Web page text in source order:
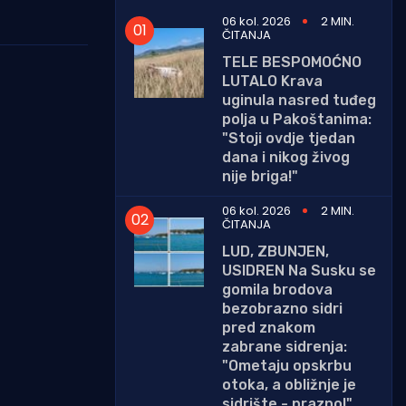
06 kol. 2026 2 MIN.
ČITANJA
TELE BESPOMOĆNO
LUTALO Krava
uginula nasred tuđeg
polja u Pakoštanima:
"Stoji ovdje tjedan
dana i nikog živog
nije briga!"
06 kol. 2026
2 MIN.
ČITANJA
LUD, ZBUNJEN,
USIDREN Na Susku se
gomila brodova
bezobrazno sidri
pred znakom
zabrane sidrenja:
"Ometaju opskrbu
otoka, a obližnje je